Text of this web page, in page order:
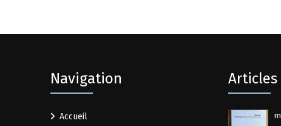
Navigation
Accueil
Articles